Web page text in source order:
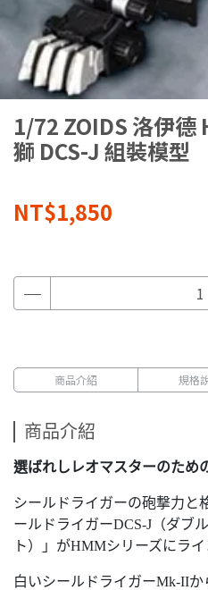
1/72 ZOIDS 洛伊德
獅 DCS-J 組裝模型
NT$1,850
商品介紹 規格
商品介紹
選ばれしレオマスターのため
シールドライガーの砲撃力と
ールドライガーDCS-J（ダブ
ト）」がHMMシリーズにライ
白いシールドライガーMk-II